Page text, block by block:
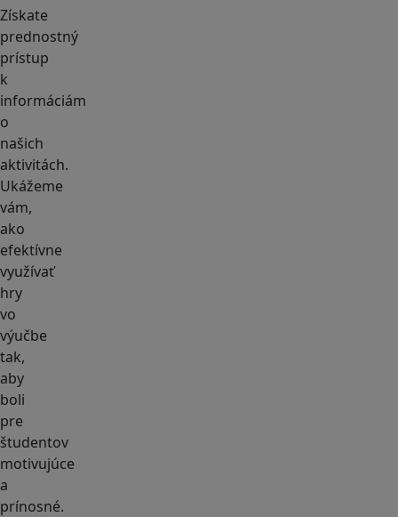
Získate
prednostný
prístup
k
informáciám
o
našich
aktivitách.
Ukážeme
vám,
ako
efektívne
využívať
hry
vo
výučbe
tak,
aby
boli
pre
študentov
motivujúce
a
prínosné.